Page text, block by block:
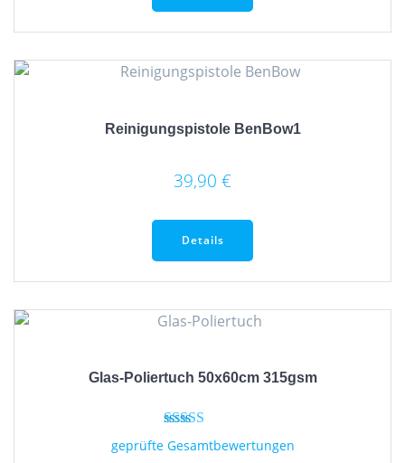
Reinigungspistole BenBow1
39,90 €
Details
Dieses
weist
mehrere
Varianten
auf.
Optionen
Produktseite
Glas-Poliertuch 50x60cm 315gsm
Bewertet mit
5.00
geprüfte Gesamtbewertungen